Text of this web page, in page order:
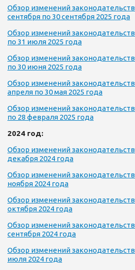
Обзор изменений
сентября по 30 сентября 2025 года
Обзор изменений
по 31 июля 2025 года
Обзор изменений
по 30 июня 2025 года
Обзор изменений
апреля по 30 мая 2025 года
Обзор изменений
по 28 февраля 2025 года
2024 год:
Обзор изменений
декабря 2024 года
Обзор изменений
ноября 2024 года
Обзор изменений
октября 2024 года
Обзор изменений
сентября 2024 года
Обзор изменений
июля 2024 года